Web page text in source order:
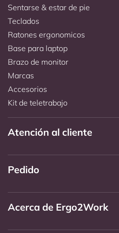
Sentarse & estar de pie
Teclados
Ratones ergonomicos
Base para laptop
Brazo de monitor
Marcas
Accesorios
Kit de teletrabajo
Atención al cliente
Pedido
Acerca de Ergo2Work